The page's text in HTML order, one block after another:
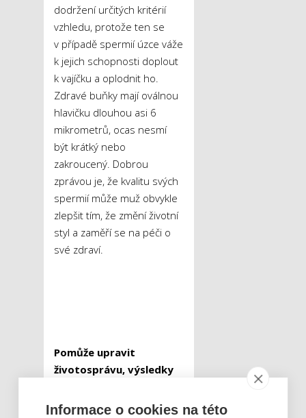
dodržení určitých kritérií
vzhledu, protože ten se
v případě spermií úzce váže
k jejich schopnosti doplout
k vajíčku a oplodnit ho.
Zdravé buňky mají oválnou
hlavičku dlouhou asi 6
mikrometrů, ocas nesmí
být krátký nebo
zakroucený. Dobrou
zprávou je, že kvalitu svých
spermií může muž obvykle
zlepšit tím, že změní životní
styl a zaměří se na péči o
své zdraví.
Pomůže upravit
životosprávu, výsledky
týdnů
Informace o cookies na této